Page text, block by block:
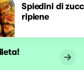
Spiedini di
ripiene